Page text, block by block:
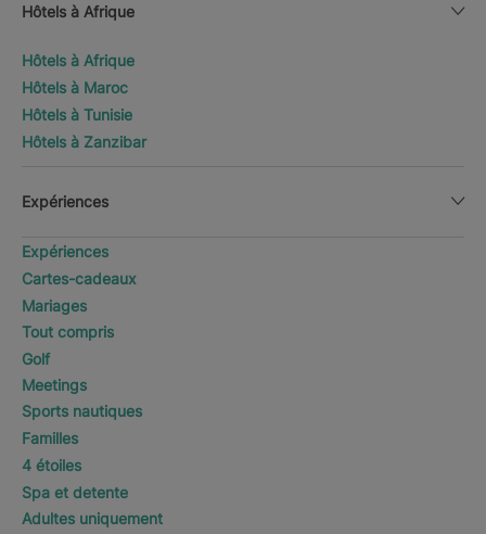
Hôtels à Afrique
Hôtels à Afrique
Hôtels à Maroc
Hôtels à Tunisie
Hôtels à Zanzibar
Expériences
Expériences
Cartes-cadeaux
Mariages
Tout compris
Golf
Meetings
Sports nautiques
Familles
4 étoiles
Spa et detente
Adultes uniquement